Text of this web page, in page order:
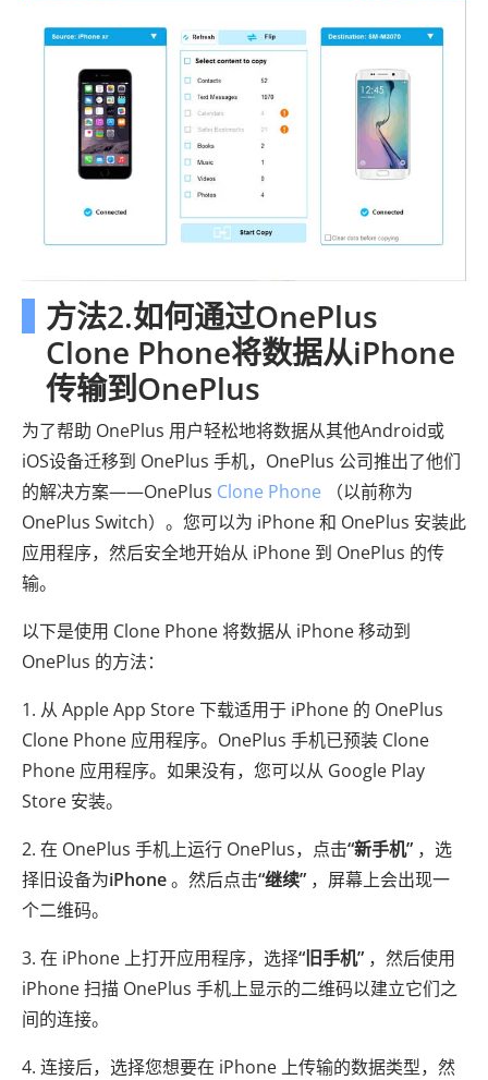
方法2.如何通过OnePlus
Clone Phone将数据从iPhone
传输到OnePlus
为了帮助 OnePlus 用户轻松地将数据从其他Android或
iOS设备迁移到 OnePlus 手机，OnePlus 公司推出了他们
的解决方案——OnePlus Clone Phone （以前称为
OnePlus Switch）。您可以为 iPhone 和 OnePlus 安装此
应用程序，然后安全地开始从 iPhone 到 OnePlus 的传
输。
以下是使用 Clone Phone 将数据从 iPhone 移动到
OnePlus 的方法：
1. 从 Apple App Store 下载适用于 iPhone 的 OnePlus
Clone Phone 应用程序。OnePlus 手机已预装 Clone
Phone 应用程序。如果没有，您可以从 Google Play
Store 安装。
2. 在 OnePlus 手机上运行 OnePlus，点击“新手机” ，选
择旧设备为iPhone。然后点击“继续” ，屏幕上会出现一
个二维码。
3. 在 iPhone 上打开应用程序，选择“旧手机” ，然后使用
iPhone 扫描 OnePlus 手机上显示的二维码以建立它们之
间的连接。
4. 连接后，选择您想要在 iPhone 上传输的数据类型，然